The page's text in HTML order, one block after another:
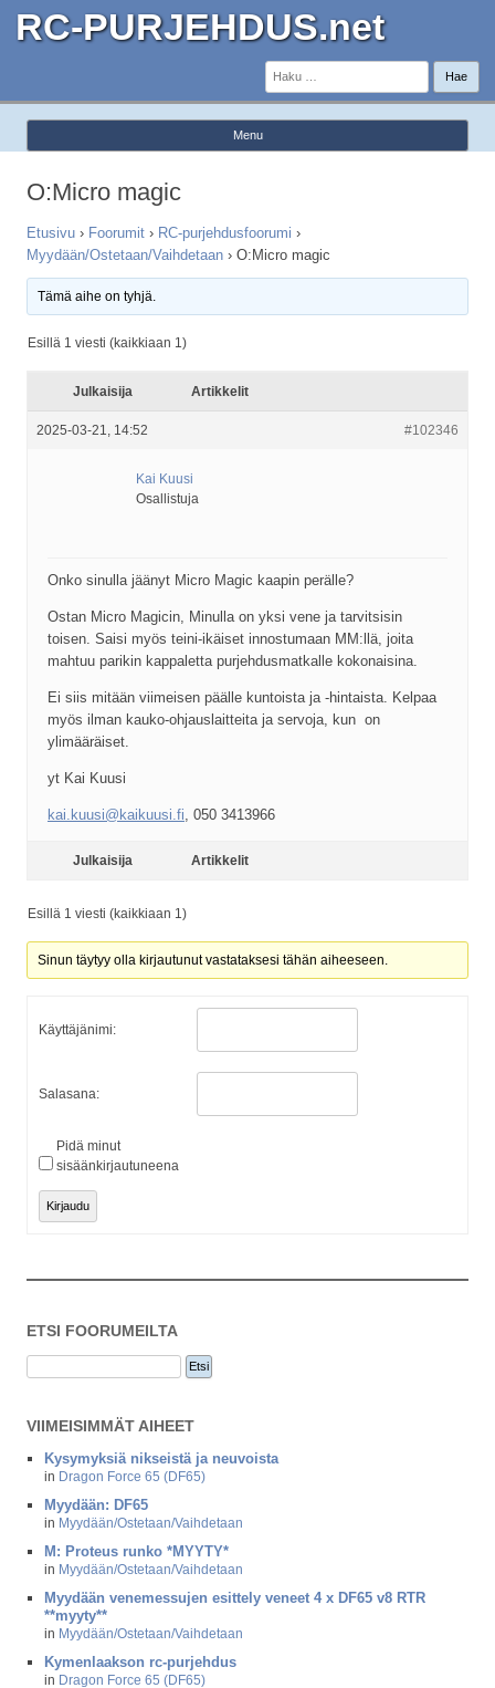
RC-PURJEHDUS.net
Haku:
Menu
O:Micro magic
Etusivu › Foorumit › RC-purjehdusfoorumi ›
Myydään/Ostetaan/Vaihdetaan › O:Micro magic
Tämä aihe on tyhjä.
Esillä 1 viesti (kaikkiaan 1)
Julkaisija Artikkelit
2025-03-21, 14:52 #102346
Kai Kuusi
Osallistuja
Onko sinulla jäänyt Micro Magic kaapin perälle?
Ostan Micro Magicin, Minulla on yksi vene ja tarvitsisin
toisen. Saisi myös teini-ikäiset innostumaan MM:llä, joita
mahtuu parikin kappaletta purjehdusmatkalle kokonaisina.
Ei siis mitään viimeisen päälle kuntoista ja -hintaista. Kelpaa
myös ilman kauko-ohjauslaitteita ja servoja, kun on
ylimääräiset.
yt Kai Kuusi
kai.kuusi@kaikuusi.fi , 050 3413966
Julkaisija Artikkelit
Esillä 1 viesti (kaikkiaan 1)
Sinun täytyy olla kirjautunut vastataksesi tähän aiheeseen.
Käyttäjänimi:
Salasana:
Pidä minut
sisäänkirjautuneena
Kirjaudu
ETSI FOORUMEILTA
VIIMEISIMMÄT AIHEET
Kysymyksiä nikseistä ja neuvoista
in Dragon Force 65 (DF65)
Myydään: DF65
in Myydään/Ostetaan/Vaihdetaan
M: Proteus runko *MYYTY*
in Myydään/Ostetaan/Vaihdetaan
Myydään venemessujen esittely veneet 4 x DF65 v8 RTR
**myyty**
in Myydään/Ostetaan/Vaihdetaan
Kymenlaakson rc-purjehdus
in Dragon Force 65 (DF65)